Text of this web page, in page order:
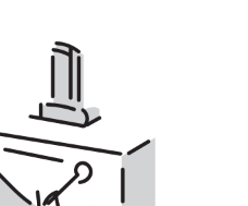
行政連携記事
SDGsの先駆者
飲食店
ニッポンの百選大全集